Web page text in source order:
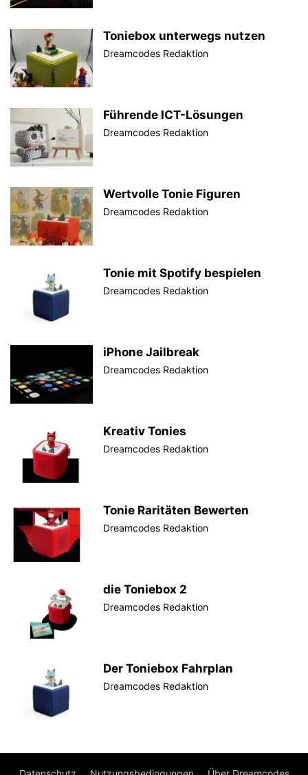
Toniebox unterwegs nutzen
Dreamcodes Redaktion
Führende ICT-Lösungen
Dreamcodes Redaktion
Wertvolle Tonie Figuren
Dreamcodes Redaktion
Tonie mit Spotify bespielen
Dreamcodes Redaktion
iPhone Jailbreak
Dreamcodes Redaktion
Kreativ Tonies
Dreamcodes Redaktion
Tonie Raritäten Bewerten
Dreamcodes Redaktion
die Toniebox 2
Dreamcodes Redaktion
Der Toniebox Fahrplan
Dreamcodes Redaktion